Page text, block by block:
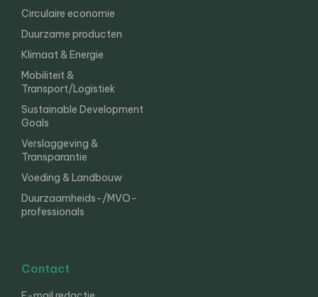
Circulaire economie
Duurzame producten
Klimaat & Energie
Mobiliteit &
Transport/Logistiek
Sustainable Development
Goals
Verslaggeving &
Transparantie
Voeding & Landbouw
Duurzaamheids-/MVO-
professionals
Contact